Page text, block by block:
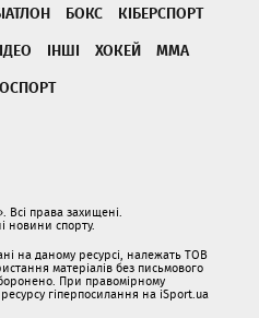
БОКС
КІБЕРСПОРТ
ІНШІ ХОКЕЙ
ММА
права захищені.
новини спорту.
на даному ресурсі, належать ТОВ
матеріалів без письмового
При правомірному
гіперпосилання на iSport.ua